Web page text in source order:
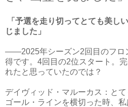
「予選を走り切ってとても美し
じました」
――2025年シーズン2回目のフロ
得です。4回目の2位スタート。
れたと思っていたのでは？
デイヴィッド・マルーカス：とて
ゴール・ラインを横切った時、